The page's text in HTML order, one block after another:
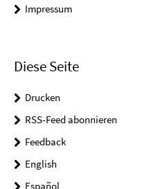
Impressum
Diese Seite
Drucken
RSS-Feed abonnieren
Feedback
English
Español